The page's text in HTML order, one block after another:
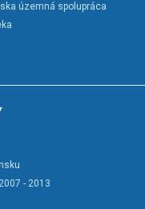
územná spolupráca
- 2013